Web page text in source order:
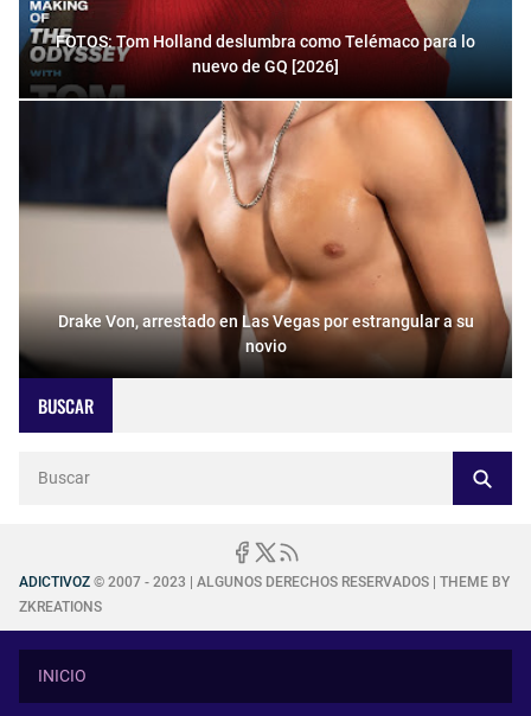
FOTOS: Tom Holland deslumbra como Telémaco para lo
nuevo de GQ [2026]
Drake Von, arrestado en Las Vegas por estrangular a su
novio
BUSCAR
ADICTIVOZ © 2007 - 2023 | ALGUNOS DERECHOS RESERVADOS | THEME BY
ZKREATIONS
INICIO